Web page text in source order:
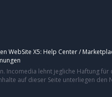
WebSite X5: Help Center /
Incomedia lehnt jegliche Haftung für
auf dieser Seite unterliegen den